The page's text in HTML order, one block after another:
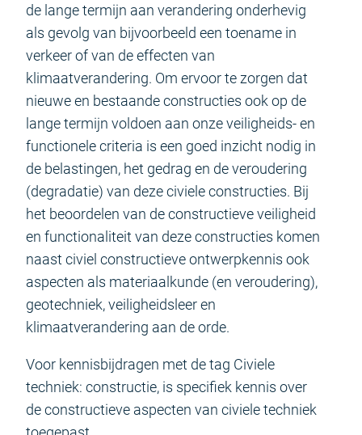
de lange termijn aan verandering onderhevig
als gevolg van bijvoorbeeld een toename in
verkeer of van de effecten van
klimaatverandering. Om ervoor te zorgen dat
nieuwe en bestaande constructies ook op de
lange termijn voldoen aan onze veiligheids- en
functionele criteria is een goed inzicht nodig in
de belastingen, het gedrag en de veroudering
(degradatie) van deze civiele constructies. Bij
het beoordelen van de constructieve veiligheid
en functionaliteit van deze constructies komen
naast civiel constructieve ontwerpkennis ook
aspecten als materiaalkunde (en veroudering),
geotechniek, veiligheidsleer en
klimaatverandering aan de orde.
Voor kennisbijdragen met de tag Civiele
techniek: constructie, is specifiek kennis over
de constructieve aspecten van civiele techniek